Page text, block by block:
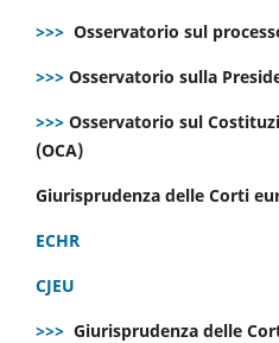
>>> Osservatorio sul
>>> Osservatorio sulla
>>> Osservatorio sul
(OCA)
Giurisprudenza delle Corti
ECHR
CJEU
>>> Giurisprudenza delle